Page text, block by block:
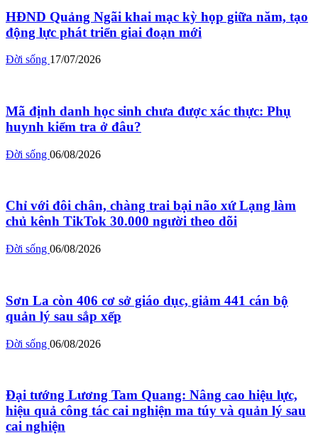
HĐND Quảng Ngãi khai mạc kỳ họp giữa năm, tạo
động lực phát triển giai đoạn mới
Đời sống 17/07/2026
Mã định danh học sinh chưa được xác thực: Phụ
huynh kiểm tra ở đâu?
Đời sống 06/08/2026
Chỉ với đôi chân, chàng trai bại não xứ Lạng làm
chủ kênh TikTok 30.000 người theo dõi
Đời sống 06/08/2026
Sơn La còn 406 cơ sở giáo dục, giảm 441 cán bộ
quản lý sau sắp xếp
Đời sống 06/08/2026
Đại tướng Lương Tam Quang: Nâng cao hiệu lực,
hiệu quả công tác cai nghiện ma túy và quản lý sau
cai nghiện